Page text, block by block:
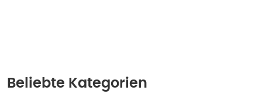
Beliebte Kategorien